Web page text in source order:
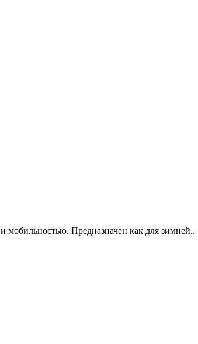
мобильностью. Предназначен как для зимней..